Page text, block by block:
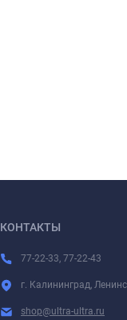
КОНТАКТЫ
77-22-33, 77-22-43
г. Калининград,
shop@ultra-ultra.ru